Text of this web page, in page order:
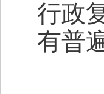
行政
有普